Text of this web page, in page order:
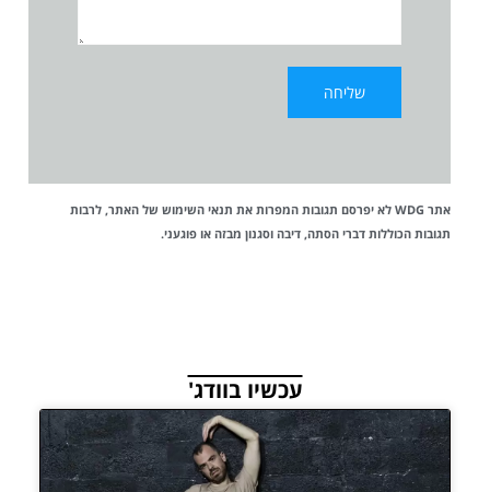
אתר WDG לא יפרסם תגובות המפרות את תנאי השימוש של האתר, לרבות
תגובות הכוללות דברי הסתה, דיבה וסגנון מבזה או פוגעני.
עכשיו בוודג'